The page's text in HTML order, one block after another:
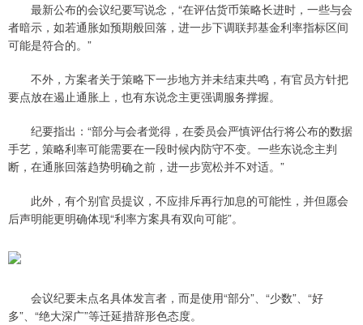
最新公布的会议纪要写说念，“在评估货币策略长进时，一些与会
者暗示，如若通胀如预期般回落，进一步下调联邦基金利率指标区间
可能是符合的。”
不外，方案者关于策略下一步地方并未结束共鸣，有官员方针把
要点放在遏止通胀上，也有东说念主更强调服务撑握。
纪要指出：“部分与会者觉得，在委员会严慎评估行将公布的数据
手艺，策略利率可能需要在一段时候内防守不变。一些东说念主判
断，在通胀回落趋势明确之前，进一步宽松并不对适。”
此外，有个别官员提议，不应排斥再行加息的可能性，并但愿会
后声明能更明确体现“利率方案具有双向可能”。
会议纪要未点名具体发言者，而是使用“部分”、“少数”、“好
多”、“绝大深广”等迁延措辞形色态度。